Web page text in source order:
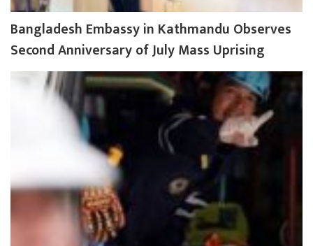
Bangladesh Embassy in Kathmandu Observes
Second Anniversary of July Mass Uprising